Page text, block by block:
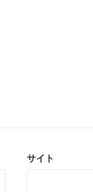
サイト